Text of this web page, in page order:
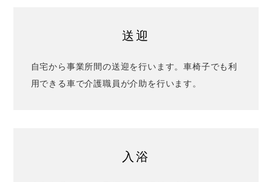
送迎
自宅から事業所間の送迎を行います。車椅子でも利
用できる車で介護職員が介助を行います。
入浴